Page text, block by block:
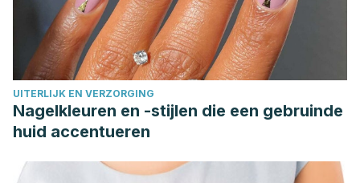
UITERLIJK EN VERZORGING
Nagelkleuren en -stijlen die een gebruinde
huid accentueren